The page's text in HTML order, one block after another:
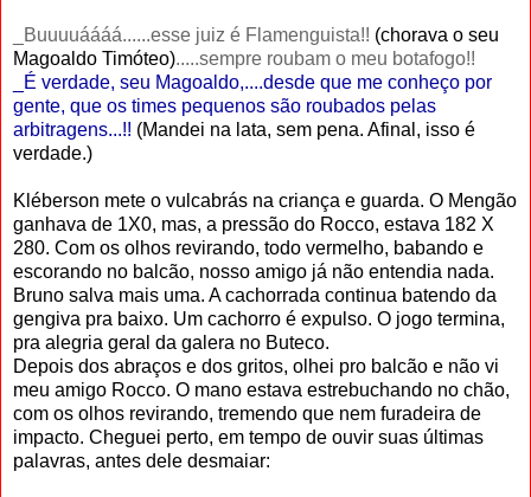
_Buuuuáááá......esse juiz é Flamenguista!! (chorava o seu
Magoaldo Timóteo).....sempre roubam o meu botafogo!!
_É verdade, seu Magoaldo,....desde que me conheço por
gente, que os times pequenos são roubados pelas
arbitragens...!! (Mandei na lata, sem pena. Afinal, isso é
verdade.)
Kléberson mete o vulcabrás na criança e guarda. O Mengão
ganhava de 1X0, mas, a pressão do Rocco, estava 182 X
280. Com os olhos revirando, todo vermelho, babando e
escorando no balcão, nosso amigo já não entendia nada.
Bruno salva mais uma. A cachorrada continua batendo da
gengiva pra baixo. Um cachorro é expulso. O jogo termina,
pra alegria geral da galera no Buteco.
Depois dos abraços e dos gritos, olhei pro balcão e não vi
meu amigo Rocco. O mano estava estrebuchando no chão,
com os olhos revirando, tremendo que nem furadeira de
impacto. Cheguei perto, em tempo de ouvir suas últimas
palavras, antes dele desmaiar: